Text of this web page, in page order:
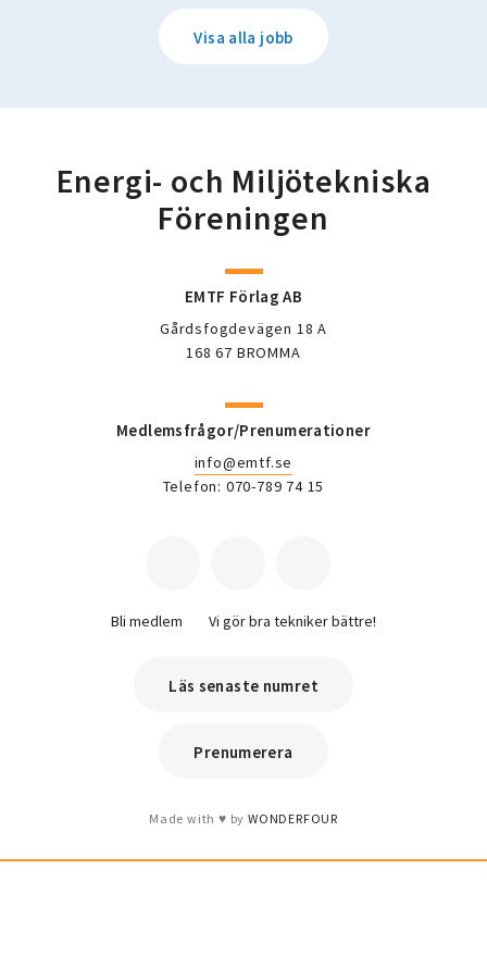
Visa alla jobb
Energi- och Miljötekniska
Föreningen
EMTF Förlag AB
Gårdsfogdevägen 18 A
168 67 BROMMA
Medlemsfrågor/Prenumerationer
info@emtf.se
Telefon: 070-789 74 15
Bli medlem Vi gör bra tekniker bättre!
Läs senaste numret
Prenumerera
Made with by WONDERFOUR